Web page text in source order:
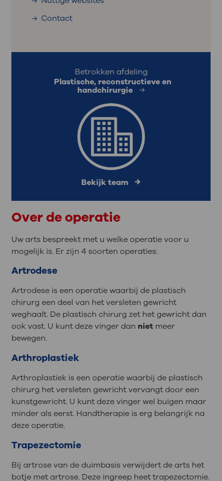
Contact
Betrokken afdeling
Plastische, reconstructieve en
handchirurgie
Bekijk team
Over de operatie
Uw arts bespreekt met u welke operatie voor u
mogelijk is. Er zijn 4 soorten operaties:
Artrodese
Artrodese is een operatie waarbij de plastisch
chirurg een deel van het versleten gewricht
weghaalt. De plastisch chirurg zet het gewricht dan
ook vast. U kunt deze vinger dan nietmeer
bewegen.
Arthroplastiek
Arthroplastiek is een operatie waarbij de plastisch
chirurg het versleten gewricht vervangt door een
kunstgewricht. U kunt deze vinger wel buigen maar
minder als eerst. Handtherapie is erg belangrijk na
deze operatie.
Trapezectomie
Bij artrose van de duimbasis verwijdert de arts het
botje met artrose. Deze ingreep heet trapezectomie.